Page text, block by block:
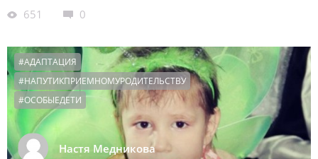
651
0
Настя Медникова
#АДАПТАЦИЯ
#НАПУТИКПРИЕМНОМУРОДИТЕЛЬСТВУ
#ОСОБЫЕДЕТИ